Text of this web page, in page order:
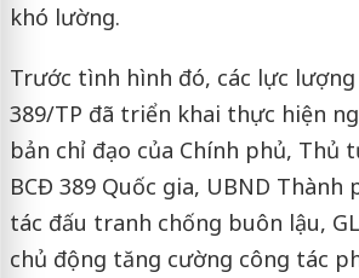
khó lường.
Trước tình hình đó, các lực lượng
389/TP đã triển khai thực hiện
bản chỉ đạo của Chính phủ, Thủ
BCĐ 389 Quốc gia, UBND
tác đấu tranh chống buôn lậu,
chủ động tăng cường công tác